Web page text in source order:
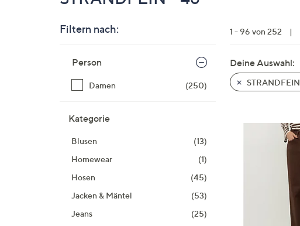
und
unten
oder
wischen
Touch-
Geräten
Filtern nach:
Produktliste
Person
Damen (250)
Kategorie
Blusen
(13)
Homewear
(1)
Hosen
(45)
Jacken & Mäntel
(53)
Jeans
(25)
1 - 96 von 252 |
Deine Auswahl:
STRANDFEIN